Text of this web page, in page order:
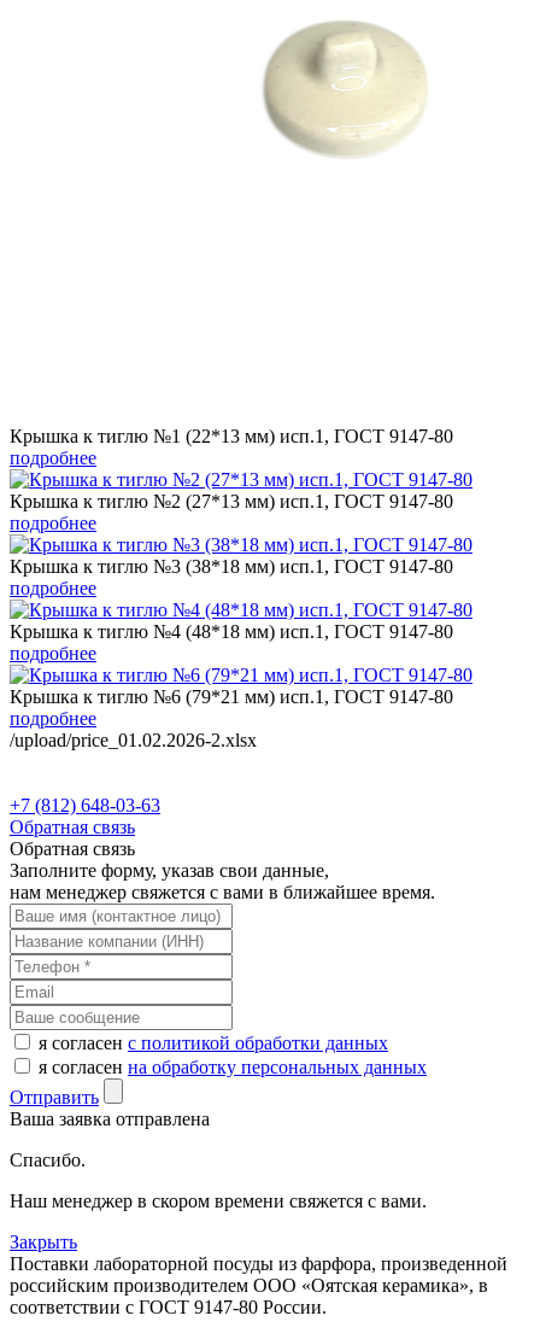
Крышка к тиглю №1 (22*13 мм) исп.1, ГОСТ 9147-80
подробнее
Крышка к тиглю №2 (27*13 мм) исп.1, ГОСТ 9147-80
подробнее
Крышка к тиглю №3 (38*18 мм) исп.1, ГОСТ 9147-80
подробнее
Крышка к тиглю №4 (48*18 мм) исп.1, ГОСТ 9147-80
подробнее
Крышка к тиглю №6 (79*21 мм) исп.1, ГОСТ 9147-80
подробнее
/upload/price_01.02.2026-2.xlsx
+7 (812) 648-03-63
Обратная связь
Обратная связь
Заполните форму, указав свои данные,
нам менеджер свяжется с вами в ближайшее время.
я согласен с политикой обработки данных
я согласен на обработку персональных данных
Отправить
Ваша заявка отправлена
Спасибо.
Наш менеджер в скором времени свяжется с вами.
Закрыть
Поставки лабораторной посуды из фарфора, произведенной
российским производителем ООО «Оятская керамика», в
соответствии с ГОСТ 9147-80 России.